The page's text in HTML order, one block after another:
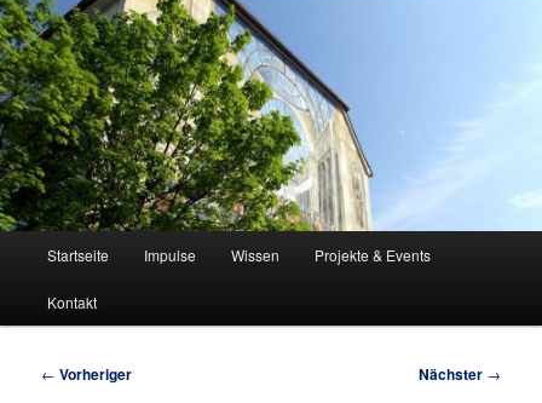
Startseite Impulse Wissen Projekte & Events
Kontakt
Beitragsnavigation
← Vorheriger Nächster →